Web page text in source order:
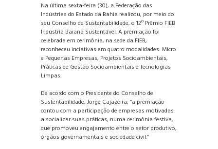
Na última sexta-feira (30), a Federação das
Indústrias do Estado da Bahia realizou, por meio do
seu Conselho de Sustentabilidade, o 12º Prêmio FIEB
Indústria Baiana Sustentável. A premiação foi
celebrada em cerimônia, na sede da FIEB,
reconheceu inciativas em quatro modalidades: Micro
e Pequenas Empresas, Projetos Socioambientais,
Práticas de Gestão Socioambientais e Tecnologias
Limpas.
De acordo com o Presidente do Conselho de
Sustentabilidade, Jorge Cajazeira, “a premiação
contou com a participação de empresas motivadas
a socializar suas práticas, numa cerimônia festiva,
que promoveu engajamento entre o setor produtivo,
órgãos governamentais e sociedade civil.”